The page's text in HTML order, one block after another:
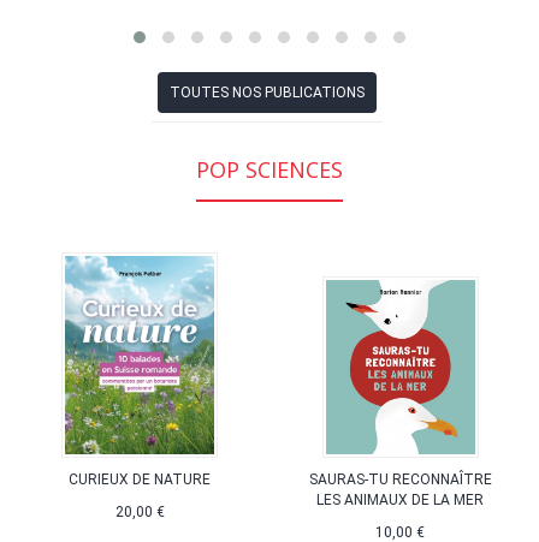
TOUTES NOS PUBLICATIONS
POP SCIENCES
CURIEUX DE NATURE
20,00 €
SAURAS-TU RECONNAÎTRE
LES ANIMAUX DE LA MER
10,00 €